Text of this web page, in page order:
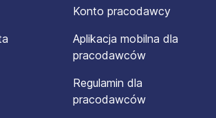
Konto pracodawcy
Aplikacja mobilna dla
pracodawców
Regulamin dla
pracodawców